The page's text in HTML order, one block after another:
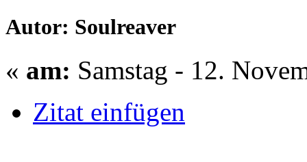
Autor: Soulreaver
« am: Samstag - 12.
Zitat einfügen